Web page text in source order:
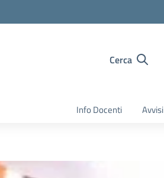
Cerca
Info Docenti Avvisi